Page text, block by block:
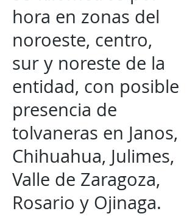
hora en zonas del
noroeste, centro,
sur y noreste de la
entidad, con posible
presencia de
tolvaneras en Janos,
Chihuahua, Julimes,
Valle de Zaragoza,
Rosario y Ojinaga.